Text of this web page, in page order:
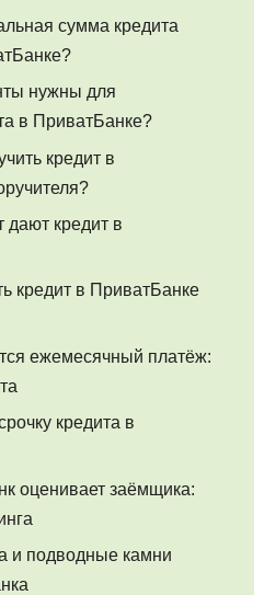
сумма кредита
нужны для
в ПриватБанке?
кредит в
дают кредит в
кредит в ПриватБанке
ежемесячный платёж:
кредита в
оценивает заёмщика:
и подводные камни